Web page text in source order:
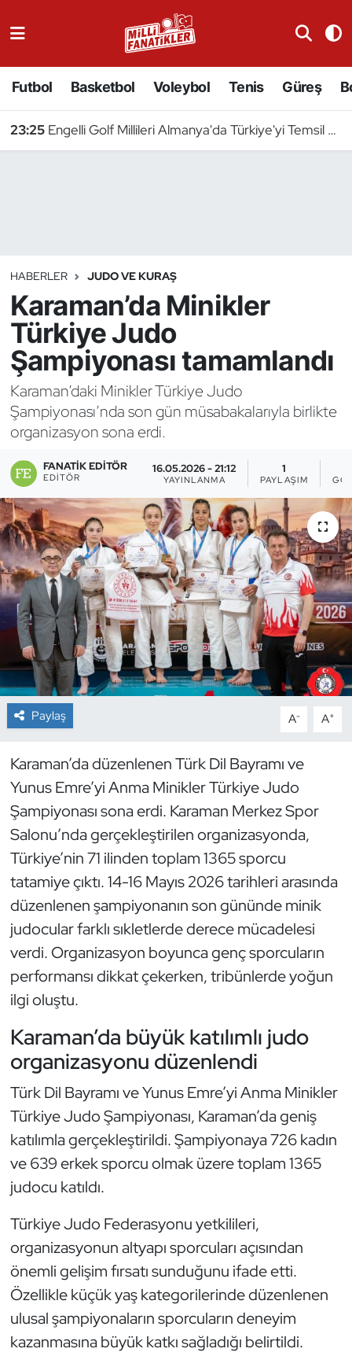
Futbol Basketbol Voleybol Tenis Güreş
23:25 Engelli Golf Millileri Almanya'da Türkiye'yi Temsil Edecek
HABERLER JUDO VE KURAŞ
Karaman’da Minikler
Türkiye Judo
Şampiyonası tamamlandı
Karaman’daki Minikler Türkiye Judo
Şampiyonası’nda son gün müsabakalarıyla birlikte
organizasyon sona erdi.
FANATIK EDITÖR
EDITÖR
16.05.2026 - 21:12
YAYINLANMA
1
PAYLAŞIM
Paylaş A- A+
Karaman’da düzenlenen Türk Dil Bayramı ve
Yunus Emre’yi Anma Minikler Türkiye Judo
Şampiyonası sona erdi. Karaman Merkez Spor
Salonu’nda gerçekleştirilen organizasyonda,
Türkiye’nin 71 ilinden toplam 1365 sporcu
tatamiye çıktı. 14-16 Mayıs 2026 tarihleri arasında
düzenlenen şampiyonanın son gününde minik
judocular farklı sıkletlerde derece mücadelesi
verdi. Organizasyon boyunca genç sporcuların
performansı dikkat çekerken, tribünlerde yoğun
ilgi oluştu.
Karaman’da büyük katılımlı judo
organizasyonu düzenlendi
Türk Dil Bayramı ve Yunus Emre’yi Anma Minikler
Türkiye Judo Şampiyonası, Karaman’da geniş
katılımla gerçekleştirildi. Şampiyonaya 726 kadın
ve 639 erkek sporcu olmak üzere toplam 1365
judocu katıldı.
Türkiye Judo Federasyonu yetkilileri,
organizasyonun altyapı sporcuları açısından
önemli gelişim fırsatı sunduğunu ifade etti.
Özellikle küçük yaş kategorilerinde düzenlenen
ulusal şampiyonaların sporcuların deneyim
kazanmasına büyük katkı sağladığı belirtildi.
Badminton
Binicilik
Bisiklet
Bocce Bowling Dart
Boks
Briç
Buz Hokeyi
Buz Pateni
Çim Hokeyi
Cimnastik
Curling
Dağcılık
Dövüş Sanatı
E-Spor
Eskrim
Futbol
Futsal
Genel
Güreş
Halter
Hava Sporları
Hentbol
İşitme Engelli Sporcular
Judo ve Kuraş
Kano ve Rafting
Karate